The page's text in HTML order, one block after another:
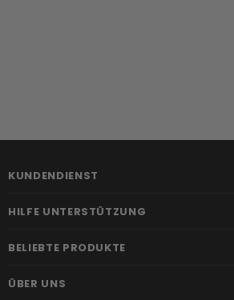
KUNDENDIENST
HILFE UNTERSTÜTZUNG
BELIEBTE PRODUKTE
ÜBER UNS